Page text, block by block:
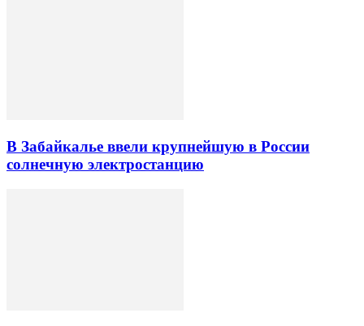
В Забайкалье ввели крупнейшую в России
солнечную электростанцию